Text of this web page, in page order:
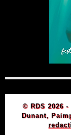
© RDS 2026
Dunant,